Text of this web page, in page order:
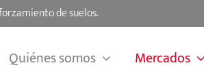
de suelos.
Quiénes somos Mercados